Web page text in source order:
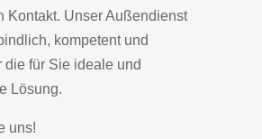
Kontakt. Unser Außendienst
kompetent und
die für Sie ideale und
Lösung.
uns!